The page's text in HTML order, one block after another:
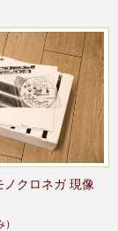
ノクロネガ 現像